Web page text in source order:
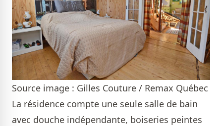
Source image : Gilles Couture / Remax Québec
La résidence compte une seule salle de bain
avec douche indépendante, boiseries peintes